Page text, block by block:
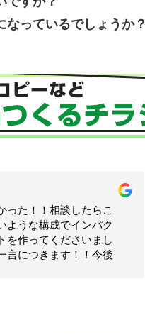
なっているでしょうか？
った！！相談したらこ
ような構成でインパク
を作ってくださいまし
言につきます！！今後